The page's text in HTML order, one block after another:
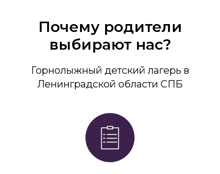
Почему родители
выбирают нас?
Горнолыжный детский лагерь в
Ленинградской области СПБ